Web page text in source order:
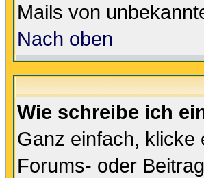
Mails von
Nach oben
Wie schreibe ich
Ganz einfach, klicke
Forums- oder